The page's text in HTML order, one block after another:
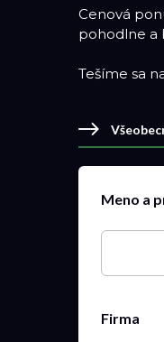
Cenová
pohodlne a
Tešíme sa
Meno a
Firma